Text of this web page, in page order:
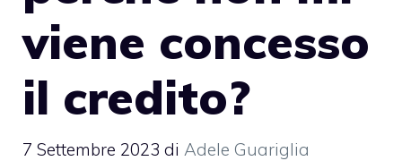
viene concesso
il credito?
7 Settembre 2023 di Adele Guariglia